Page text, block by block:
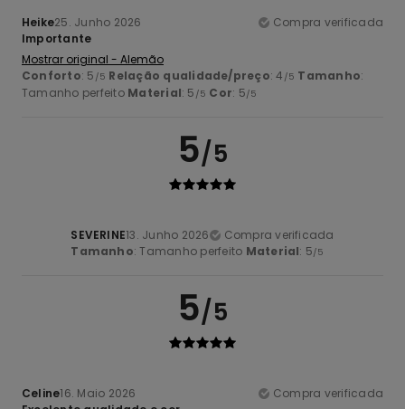
Heike25. Junho 2026
Compra verificada
Importante
Mostrar original - Alemão
Conforto: 5 /5 Relação qualidade/preço: 4 /5 Tamanho:
Tamanho perfeito Material: 5 /5 Cor: 5/5
5/5
SEVERINE13. Junho 2026
Compra verificada
Tamanho: Tamanho perfeito Material: 5/5
5/5
Celine16. Maio 2026
Compra verificada